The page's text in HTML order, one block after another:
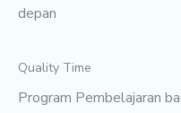
depan
Quality Time
Program Pembelajaran